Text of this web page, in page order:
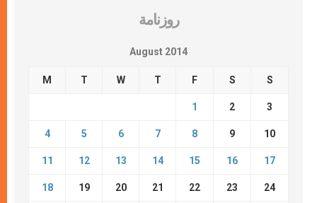
روزنامة
August 2014
M T W T F S S
1 2 3
4 5 6 7 8 9 10
11 12 13 14 15 16 17
18 19 20 21 22 23 24